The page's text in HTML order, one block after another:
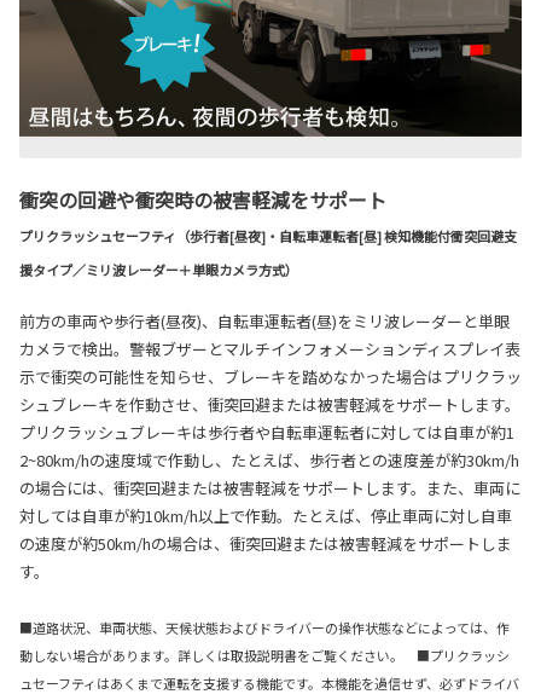
衝突の回避や衝突時の被害軽減をサポート
プリクラッシュセーフティ（歩行者[昼夜]・自転車運転者[昼] 検知機能付衝突回避支
援タイプ／ミリ波レーダー＋単眼カメラ方式）
前方の車両や歩行者(昼夜)、自転車運転者(昼)をミリ波レーダーと単眼
カメラで検出。警報ブザーとマルチインフォメーションディスプレイ表
示で衝突の可能性を知らせ、ブレーキを踏めなかった場合はプリクラッ
シュブレーキを作動させ、衝突回避または被害軽減をサポートします。
プリクラッシュブレーキは歩行者や自転車運転者に対しては自車が約1
2~80km/hの速度域で作動し、たとえば、歩行者との速度差が約30km/h
の場合には、衝突回避または被害軽減をサポートします。また、車両に
対しては自車が約10km/h以上で作動。たとえば、停止車両に対し自車
の速度が約50km/hの場合は、衝突回避または被害軽減をサポートしま
す。
■道路状況、車両状態、天候状態およびドライバーの操作状態などによっては、作
動しない場合があります。詳しくは取扱説明書をご覧ください。 ■プリクラッシ
ュセーフティはあくまで運転を支援する機能です。本機能を過信せず、必ずドライバ